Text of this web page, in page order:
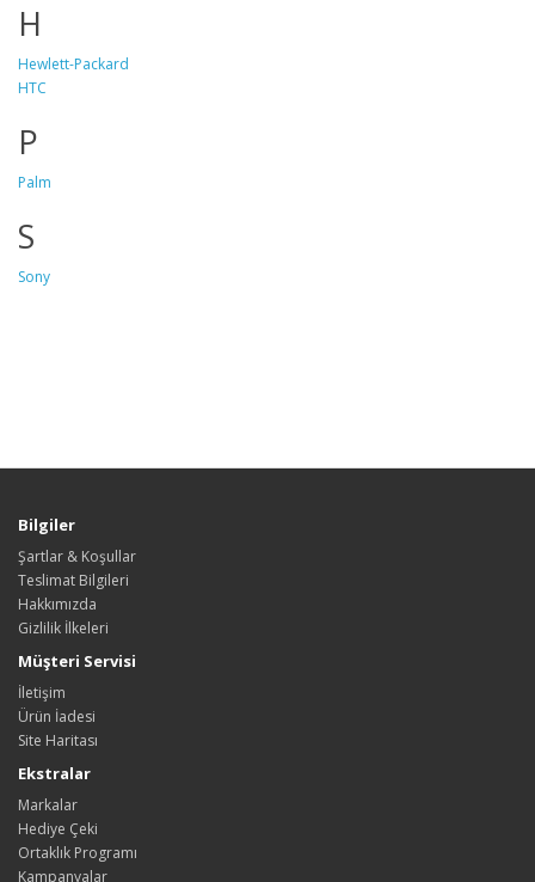
H
Hewlett-Packard
HTC
P
Palm
S
Sony
Bilgiler
Şartlar & Koşullar
Teslimat Bilgileri
Hakkımızda
Gizlilik İlkeleri
Müşteri Servisi
İletişim
Ürün İadesi
Site Haritası
Ekstralar
Markalar
Hediye Çeki
Ortaklık Programı
Kampanyalar